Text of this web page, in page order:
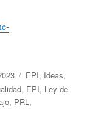
Categorías
EPI, Ideas,
, EPI, Ley de
, PRL ,